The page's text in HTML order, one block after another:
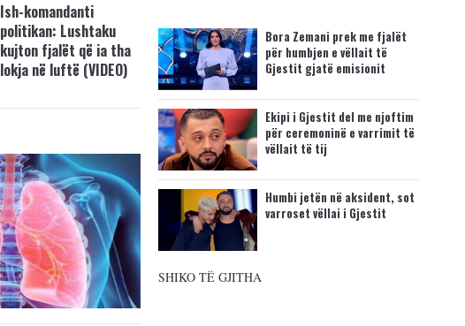
Ish-komandanti
politikan: Lushtaku
kujton fjalët që ia tha
lokja në luftë (VIDEO)
Bora Zemani prek me fjalët
për humbjen e vëllait të
Gjestit gjatë emisionit
Ekipi i Gjestit del me njoftim
për ceremoninë e varrimit të
vëllait të tij
Humbi jetën në aksident, sot
varroset vëllai i Gjestit
SHIKO TË GJITHA